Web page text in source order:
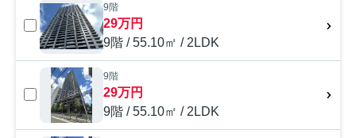
9階
29万円
9階 / 55.10㎡ / 2LDK
9階
29万円
9階 / 55.10㎡ / 2LDK